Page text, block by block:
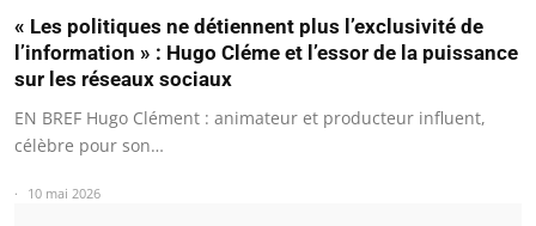
« Les politiques ne détiennent plus l’exclusivité de
l’information » : Hugo Cléme et l’essor de la puissance
sur les réseaux sociaux
EN BREF Hugo Clément : animateur et producteur influent,
célèbre pour son…
10 mai 2026